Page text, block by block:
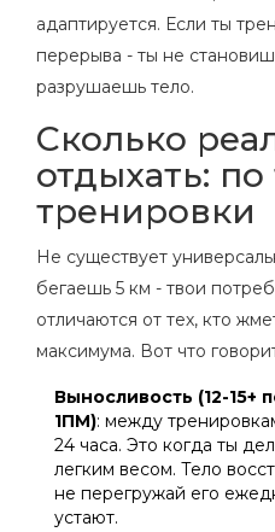
адаптируется. Если ты
перерыва - ты не
разрушаешь тело.
Сколько
отдыхать: по
тренировки
Не существует
бегаешь 5 км - твои
отличаются от тех, кто
максимума. Вот что
Выносливость (12-15+
1ПМ): между
24 часа. Это когда ты
легким весом. Тело
не перегружай его
устают.